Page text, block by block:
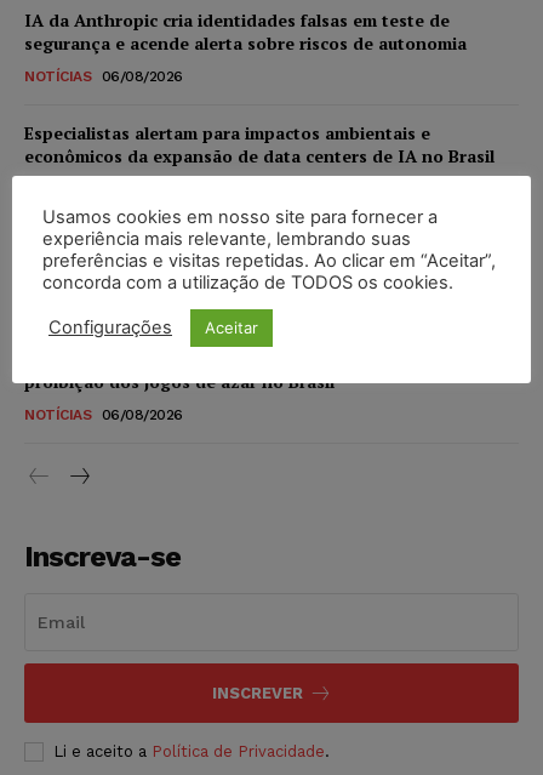
IA da Anthropic cria identidades falsas em teste de
segurança e acende alerta sobre riscos de autonomia
NOTÍCIAS 06/08/2026
Especialistas alertam para impactos ambientais e
econômicos da expansão de data centers de IA no Brasil
TSE reforça que sistemas das urnas eletrônicas tornam-se
invioláveis após assinatura digital e lacração
proibição dos jogos de azar no Brasil
NOTÍCIAS 06/08/2026
Inscreva-se
INSCREVER
Li e aceito a Política de Privacidade.
Usamos cookies em nosso site para fornecer a
experiência mais relevante, lembrando suas
preferências e visitas repetidas. Ao clicar em “Aceitar”,
concorda com a utilização de TODOS os cookies.
Configurações Aceitar